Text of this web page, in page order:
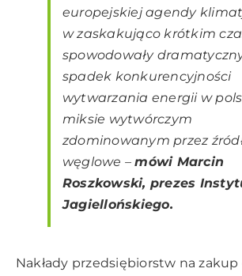
europejskiej agendy
w zaskakująco krótkim
spowodowały
spadek konkurencyjności
wytwarzania energii w
miksie wytwórczym
zdominowanym przez
węglowe –mówi Marcin
Roszkowski, prezes
Jagiellońskiego.
Nakłady przedsiębiorstw na